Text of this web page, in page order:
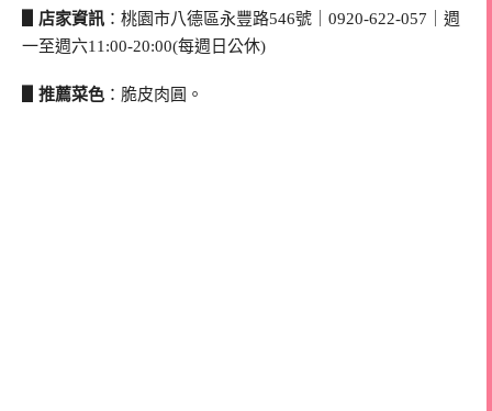
▋店家資訊 ：桃園市八德區永豐路546號｜0920-622-057｜週
一至週六11:00-20:00(每週日公休)
▋推薦菜色 ：脆皮肉圓。